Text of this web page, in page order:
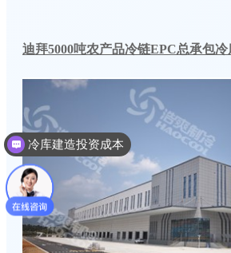
迪拜5000吨农产品冷链EPC总承包冷
冷库建造投资成本